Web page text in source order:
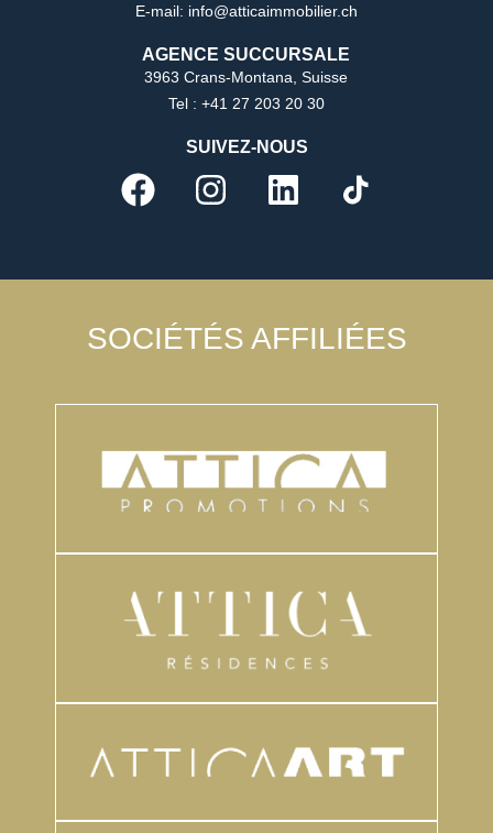
E-mail: info@atticaimmobilier.ch
AGENCE SUCCURSALE
3963 Crans-Montana, Suisse
Tel : +41 27 203 20 30
SUIVEZ-NOUS
SOCIÉTÉS AFFILIÉES